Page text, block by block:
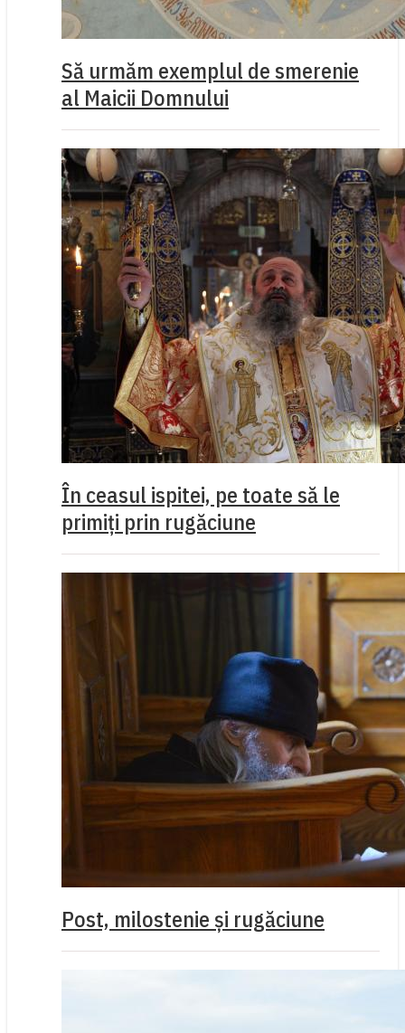
Să urmăm exemplul de smerenie
al Maicii Domnului
În ceasul ispitei, pe toate să le
primiți prin rugăciune
Post, milostenie și rugăciune